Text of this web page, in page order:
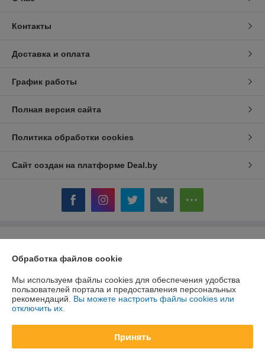
Контакты
Доставка и оплата
График работы
Полная версия сайта
Политика обработки cookies
Сайт создан на платформе Deal.by
Юридическое лицо:ООО ПромТехРешение
Регистрационный номер ЕГР: 193737431
УНП: 193737431
Регистрационный орган: Минский горисполком
Дата регистрации компании: 17.01.2024
Обработка файлов cookie
Мы используем файлы cookies для обеспечения удобства
пользователей портала и предоставления персональных
рекомендаций. Вы можете настроить файлы cookies или
отключить их.
Принять